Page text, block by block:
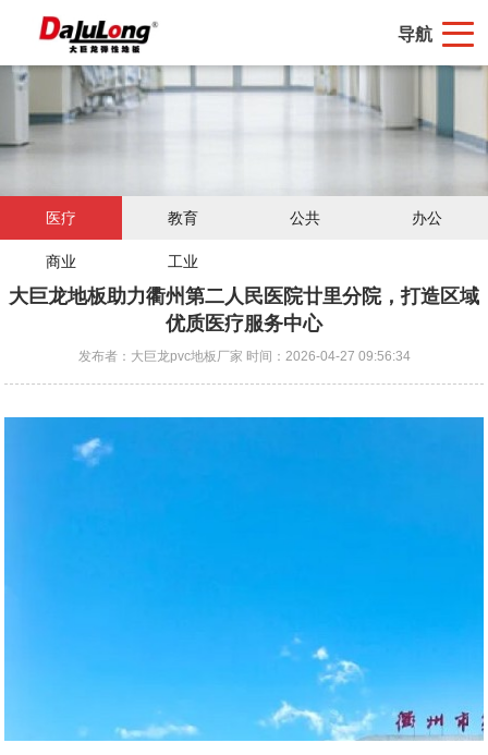
导航
医疗 教育 公共 办公
商业 工业
大巨龙地板助力衢州第二人民医院廿里分院，打造区域
优质医疗服务中心
发布者：大巨龙pvc地板厂家 时间：2026-04-27 09:56:34